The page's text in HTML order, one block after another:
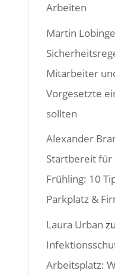
Arbeiten
Martin
Mitarbeiter
Vorgesetzte
sollten
Alexander
Startbereit für
Frühling: 10
Parkplatz &
Laura Urban zu
Arbeitsplatz: